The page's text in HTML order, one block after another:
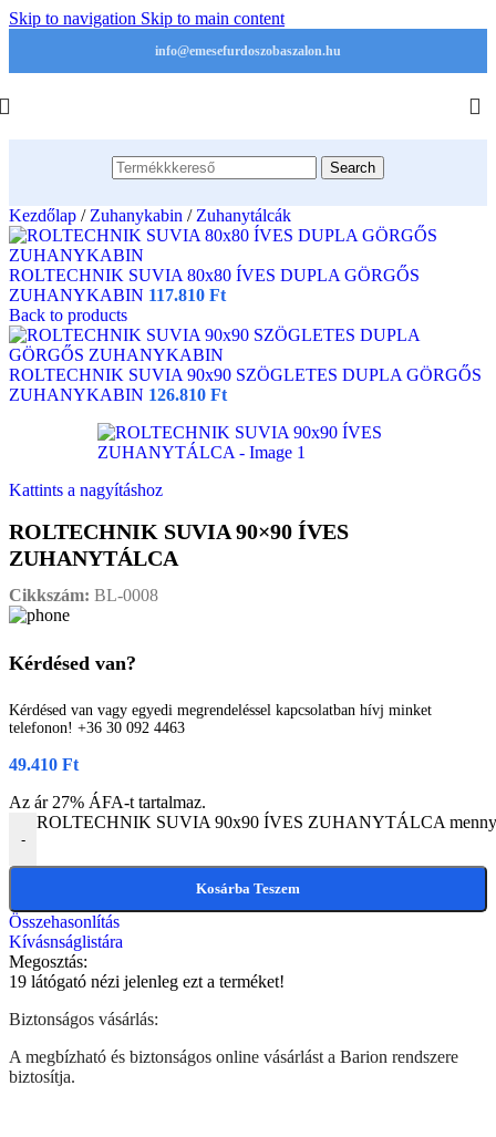
Skip to navigation Skip to main content
info@emesefurdoszobaszalon.hu
Search
Kezdőlap / Zuhanykabin / Zuhanytálcák
ROLTECHNIK SUVIA 80x80 ÍVES DUPLA GÖRGŐS
ZUHANYKABIN 117.810 Ft
Back to products
ROLTECHNIK SUVIA 90x90 SZÖGLETES DUPLA GÖRGŐS
ZUHANYKABIN 126.810 Ft
Kattints a nagyításhoz
ROLTECHNIK SUVIA 90×90 ÍVES
ZUHANYTÁLCA
Cikkszám: BL-0008
Kérdésed van?
Kérdésed van vagy egyedi megrendeléssel kapcsolatban hívj minket
telefonon! +36 30 092 4463
49.410 Ft
Az ár 27% ÁFA-t tartalmaz.
-
ROLTECHNIK SUVIA 90x90 ÍVES ZUHANYTÁLCA
Kosárba Teszem
Összehasonlítás
Kívásnságlistára
Megosztás:
19 látógató nézi jelenleg ezt a terméket!
Biztonságos vásárlás:
A megbízható és biztonságos online vásárlást a Barion rendszere
biztosítja.